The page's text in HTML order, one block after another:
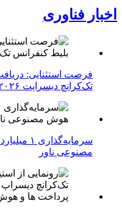
اخبار فناوری
تک‌کرانچ دیسراپت ۲۰۲۶
مصنوعی ناور